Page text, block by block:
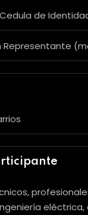
de
Representante
eléctrica,